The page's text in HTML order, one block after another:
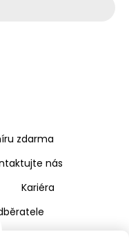
zdarma
nás
Kariéra